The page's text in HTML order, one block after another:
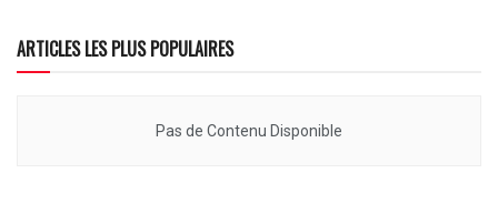
ARTICLES LES PLUS POPULAIRES
Pas de Contenu Disponible